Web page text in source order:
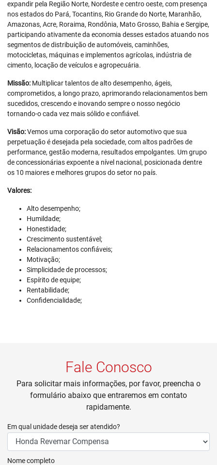
expandir pela Região Norte, Nordeste e centro oeste, com presença
nos estados do Pará, Tocantins, Rio Grande do Norte, Maranhão,
Amazonas, Acre, Roraima, Rondônia, Mato Grosso, Bahia e Sergipe,
participando ativamente da economia desses estados atuando nos
segmentos de distribuição de automóveis, caminhões,
motocicletas, máquinas e implementos agrícolas, indústria de
cimento, locação de veículos e agropecuária.
Missão: Multiplicar talentos de alto desempenho, ágeis,
comprometidos, a longo prazo, aprimorando relacionamentos bem
sucedidos, crescendo e inovando sempre o nosso negócio
tornando-o cada vez mais sólido e confiável.
Visão:Vemos uma corporação do setor automotivo que sua
perpetuação é desejada pela sociedade, com altos padrões de
performance, gestão moderna, resultados empolgantes. Um grupo
de concessionárias expoente a nível nacional, posicionada dentre
os 10 maiores e melhores grupos do setor no país.
Valores:
Alto desempenho;
Humildade;
Honestidade;
Crescimento sustentável;
Relacionamentos confiáveis;
Motivação;
Simplicidade de processos;
Espírito de equipe;
Rentabilidade;
Confidencialidade;
Fale Conosco
Para solicitar mais informações, por favor, preencha o
formulário abaixo que entraremos em contato
rapidamente.
Em qual unidade deseja ser atendido?
Nome completo